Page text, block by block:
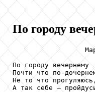
По городу
По городу вечернему
Почти что по-
Не то что прогуляюсь,
А так себе –